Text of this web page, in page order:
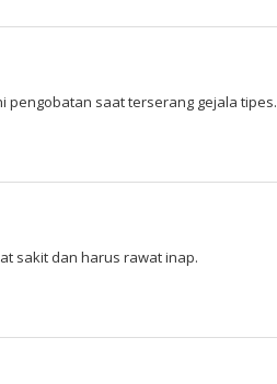
pengobatan saat terserang gejala tipes.
sakit dan harus rawat inap.